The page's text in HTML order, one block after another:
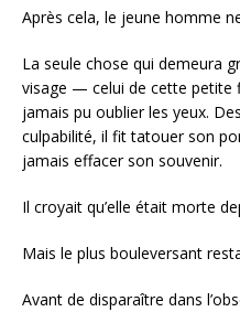
Après cela, le jeune homme
La seule chose qui demeura
visage — celui de cette petite
jamais pu oublier les yeux.
culpabilité, il fit tatouer son
jamais effacer son souvenir.
Il croyait qu’elle était morte
Mais le plus bouleversant
Avant de disparaître dans